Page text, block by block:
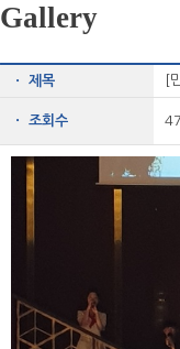
Gallery
ㆍ 제목 [
ㆍ 조회수